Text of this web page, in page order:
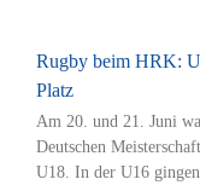
Rugby beim HRK:
Platz
Am 20. und 21. Juni
Deutschen
U18. In der U16